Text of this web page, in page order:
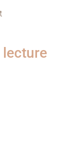
lecture